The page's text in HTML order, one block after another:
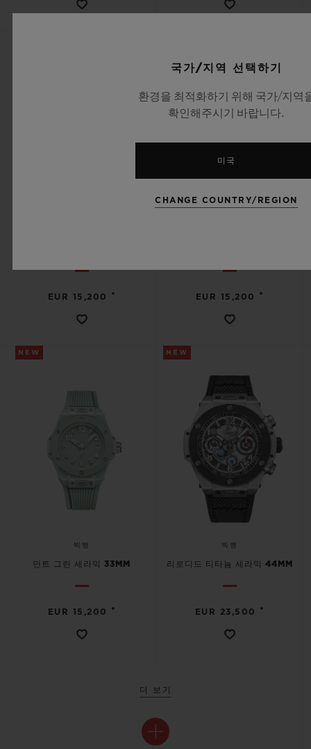
EUR 15,200 • EUR 15,200 •
NEW
빅뱅
민트 그린 세라믹 33MM
EUR 15,200 •
NEW
빅뱅
리로디드 티타늄 세라믹 44MM
EUR 23,500 •
더 보기
국가/지역 선택하기
환경을 최적화하기 위해 국가/지역
확인해주시기 바랍니다.
미국
CHANGE COUNTRY/REGION